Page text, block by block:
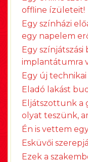
offline ízületeit!
Egy színházi
egy napelem
Egy
implantátumra
Egy új
Eladó lakást
Eljátszottunk a
olyat teszünk,
Én is vettem
Esküvői
Ezek a